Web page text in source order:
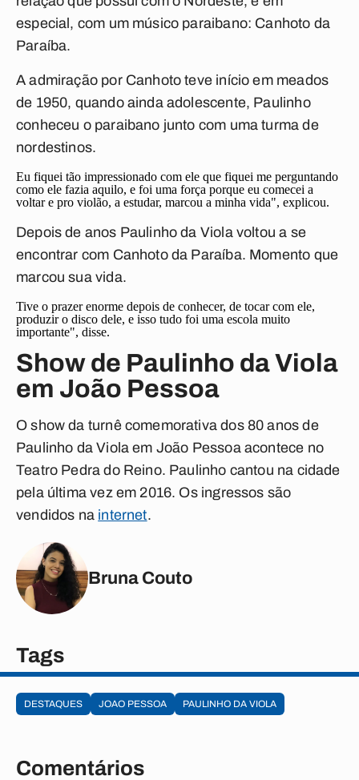
especial, com um músico paraibano: Canhoto da
Paraíba.
A admiração por Canhoto teve início em meados
de 1950, quando ainda adolescente, Paulinho
conheceu o paraibano junto com uma turma de
nordestinos.
Eu fiquei tão impressionado com ele que fiquei me perguntando
como ele fazia aquilo, e foi uma força porque eu comecei a
voltar e pro violão, a estudar, marcou a minha vida", explicou.
Depois de anos Paulinho da Viola voltou a se
encontrar com Canhoto da Paraíba. Momento que
marcou sua vida.
Tive o prazer enorme depois de conhecer, de tocar com ele,
produzir o disco dele, e isso tudo foi uma escola muito
importante", disse.
Show de Paulinho da Viola
em João Pessoa
O show da turnê comemorativa dos 80 anos de
Paulinho da Viola em João Pessoa acontece no
Teatro Pedra do Reino. Paulinho cantou na cidade
pela última vez em 2016. Os ingressos são
vendidos na internet.
Bruna Couto
Tags
DESTAQUES JOAO PESSOA PAULINHO DA VIOLA
Comentários